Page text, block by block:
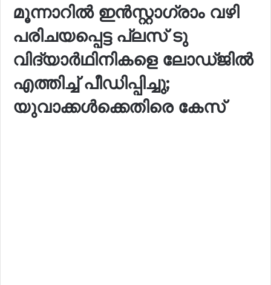
മൂന്നാറിൽ ഇൻസ്റ്റാഗ്രാം വഴി
പരിചയപ്പെട്ട പ്ലസ് ടു
വിദ്യാർഥിനികളെ ലോഡ്ജിൽ
എത്തിച്ച് പീഡിപ്പിച്ചു;
യുവാക്കൾക്കെതിരെ കേസ്